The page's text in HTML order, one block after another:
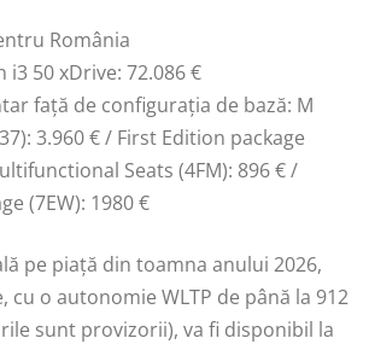
România
i3 50 xDrive: 72.086 €
faţă de configuraţia de bază: M
3.960 € / First Edition package
Seats (4FM): 896 € /
(7EW): 1980 €
pe piață din toamna anului 2026,
cu o autonomie WLTP de până la 912
sunt provizorii), va fi disponibil la